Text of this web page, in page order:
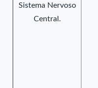
Sistema Nervoso
Central.